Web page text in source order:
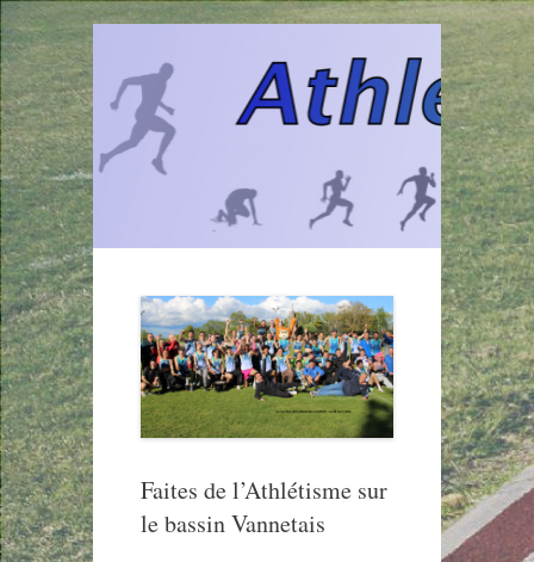
contenu
Faites de l’Athlétisme sur
le bassin Vannetais